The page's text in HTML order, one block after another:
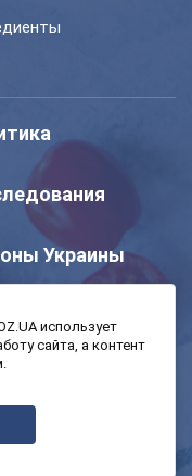
Украины
использует
сайта, а контент